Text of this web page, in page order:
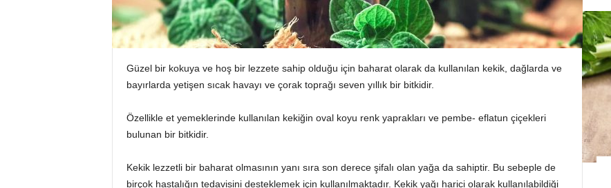
Güzel bir kokuya ve hoş bir lezzete sahip olduğu için baharat olarak da kullanılan kekik, dağlarda ve
bayırlarda yetişen sıcak havayı ve çorak toprağı seven yıllık bir bitkidir.
Özellikle et yemeklerinde kullanılan kekiğin oval koyu renk yaprakları ve pembe- eflatun çiçekleri
bulunan bir bitkidir.
Kekik lezzetli bir baharat olmasının yanı sıra son derece şifalı olan yağa da sahiptir. Bu sebeple de
birçok hastalığın tedavisini desteklemek için kullanılmaktadır. Kekik yağı harici olarak kullanılabildiği